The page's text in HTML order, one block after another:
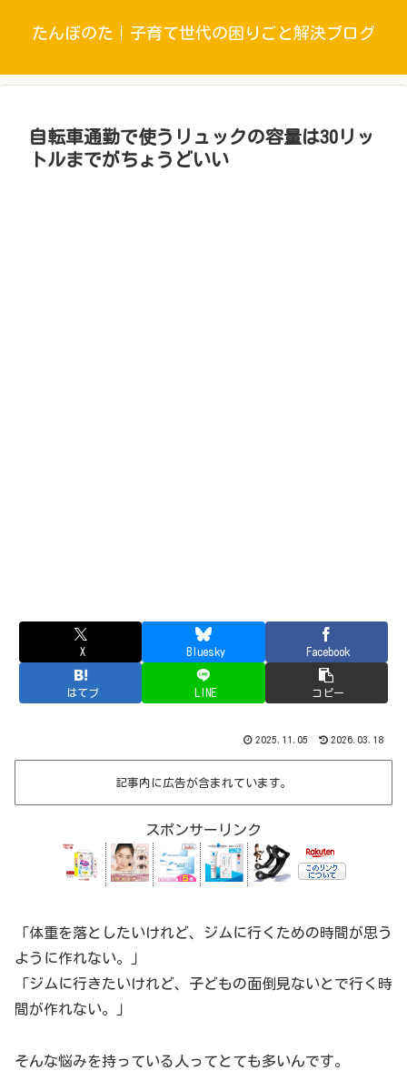
たんぼのた｜子育て世代の困りごと解決ブログ
自転車通勤で使うリュックの容量は30リッ
トルまでがちょうどいい
X Bluesky Facebook
はてブ LINE コピー
2025.11.05 2026.03.18
記事内に広告が含まれています。
スポンサーリンク
「体重を落としたいけれど、ジムに行くための時間が思う
ように作れない。」
「ジムに行きたいけれど、子どもの面倒見ないとで行く時
間が作れない。」
そんな悩みを持っている人ってとても多いんです。